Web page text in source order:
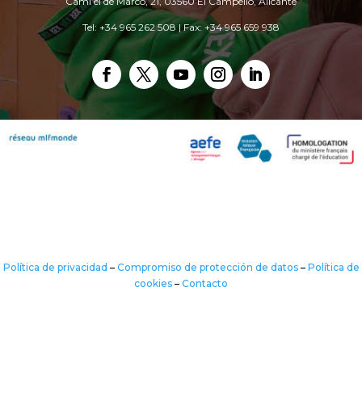
Tel: +34 965 262 508 | Fax: +34 965 659 938
Política de privacidad – Compromiso de protección de datos– Política de
cookies – Contacto